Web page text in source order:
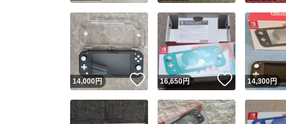
14,000円 いいね！
16,650円 いいね！
14,300円